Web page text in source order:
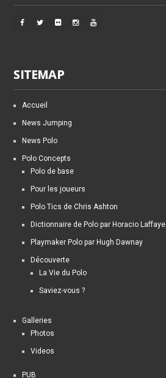
SITEMAP
Accueil
News Jumping
News Polo
Polo Concepts
Polo de base
Pour les joueurs
Polo Tics de Chris Ashton
Dictionnaire de Polo par Horacio Laffaye
Playmaker Polo par Hugh Dawnay
Découverte
La Vie du Polo
Saviez-vous ?
Galleries
Photos
Videos
PUB